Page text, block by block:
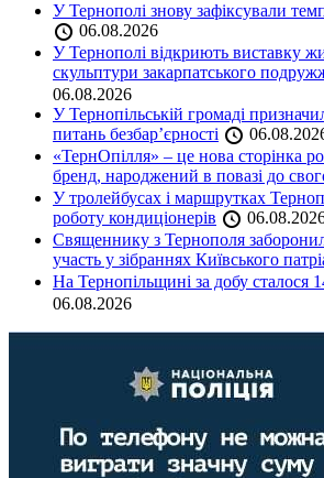
У Тернополі знову зафіксували
06.08.2026
У Тернополі відкриють виставку
скульптури закарпатського
06.08.2026
У Тернопільській громаді
питань безбар’єрності
«ТернОпілля» – це нова сторінка
бренд, народжений в повазі до
У тролейбусах і маршрутках
роботу кондиціонерів
Священнику з Тернополя
участь у зібраннях Київського
На Тернопільщині за добу сталося
06.08.2026